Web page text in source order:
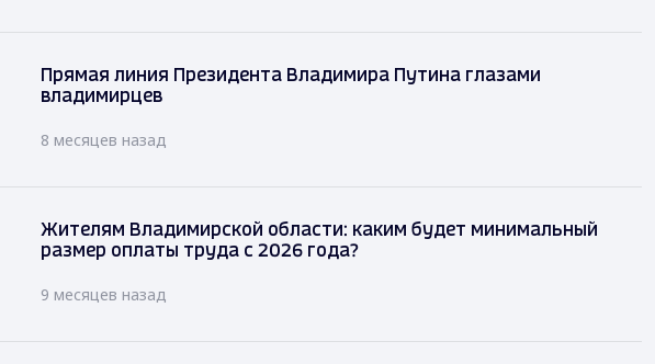
Прямая линия Президента Владимира Путина глазами
владимирцев
8 месяцев назад
Жителям Владимирской области: каким будет минимальный
размер оплаты труда с 2026 года?
9 месяцев назад